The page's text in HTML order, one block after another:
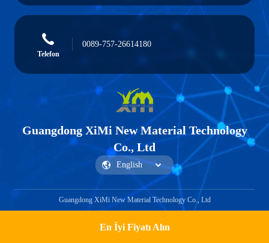
En İyi Fiyatı Alın
Telefon
0089-757-26614180
Guangdong XiMi New Material Technology
Co., Ltd
Guangdong XiMi New Material Technology Co., Ltd